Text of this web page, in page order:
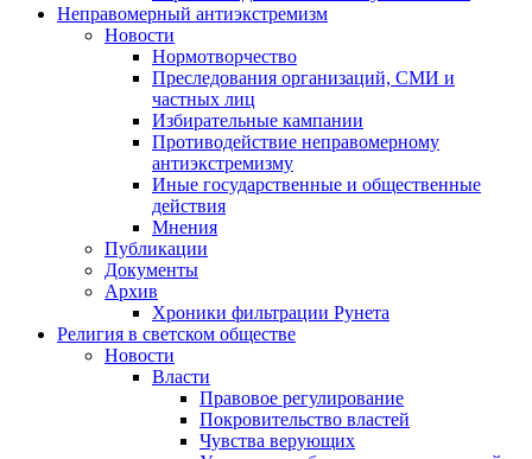
Неправомерный антиэкстремизм
Новости
Нормотворчество
Преследования организаций, СМИ и
частных лиц
Избирательные кампании
Противодействие неправомерному
антиэкстремизму
Иные государственные и общественные
действия
Мнения
Публикации
Документы
Архив
Хроники фильтрации Рунета
Религия в светском обществе
Новости
Власти
Правовое регулирование
Покровительство властей
Чувства верующих